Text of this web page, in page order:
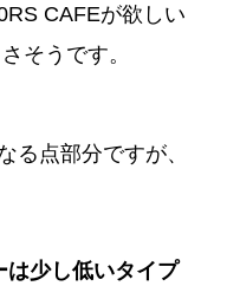
CAFEが欲しい
そうです。
る点部分ですが、
は少し低いタイプ